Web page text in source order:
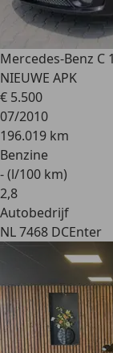
Mercedes-Benz C
NIEUWE APK
€ 5.500
07/2010
196.019 km
Benzine
- (l/100 km)
2,8
Autobedrijf
NL 7468 DCEnter